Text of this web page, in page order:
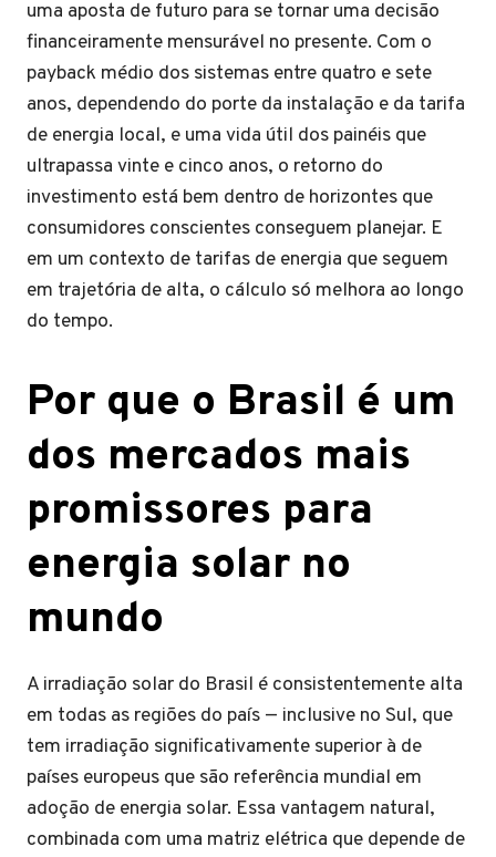
uma aposta de futuro para se tornar uma decisão
financeiramente mensurável no presente. Com o
payback médio dos sistemas entre quatro e sete
anos, dependendo do porte da instalação e da tarifa
de energia local, e uma vida útil dos painéis que
ultrapassa vinte e cinco anos, o retorno do
investimento está bem dentro de horizontes que
consumidores conscientes conseguem planejar. E
em um contexto de tarifas de energia que seguem
em trajetória de alta, o cálculo só melhora ao longo
do tempo.
Por que o Brasil é um
dos mercados mais
promissores para
energia solar no
mundo
A irradiação solar do Brasil é consistentemente alta
em todas as regiões do país — inclusive no Sul, que
tem irradiação significativamente superior à de
países europeus que são referência mundial em
adoção de energia solar. Essa vantagem natural,
combinada com uma matriz elétrica que depende de